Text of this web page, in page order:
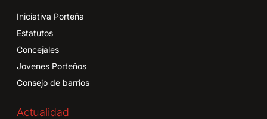
Iniciativa Porteña
Estatutos
Concejales
Jovenes Porteños
Consejo de barrios
Actualidad